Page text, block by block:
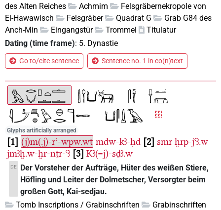
des Alten Reiches
Achmim
Felsgräbernekropole von
El-Hawawisch
Felsgräber Quadrat G
Grab G84 des
Anch-Min
Eingangstür Trommel
Titulatur
Dating (time frame): 5. Dynastie
Go to/cite sentence Sentence no. 1 in co(n)text
Glyphs artificially arranged
1 (j)m(.j)-rʾ-wpw.wt mdw-kꜣ-ḥḏ 2 smr ḫrp-jꜥꜣ.w
jmꜣḫ.w-ḫr-nṯr-ꜥꜣ 3 Kꜣ(=j)-sḏꜣ.w
DE
Der Vorsteher der Aufträge, Hüter des weißen Stiere,
Höfling und Leiter der Dolmetscher, Versorgter beim
großen Gott, Kai-sedjau.
Tomb Inscriptions / Grabinschriften
Grabinschriften